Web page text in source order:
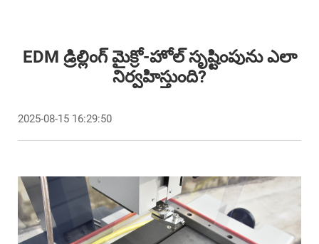
EDM డ్రిల్లింగ్ మైక్రో-హోల్ సృష్టింపును ఎలా
నిర్వహిస్తుంది?
2025-08-15 16:29:50